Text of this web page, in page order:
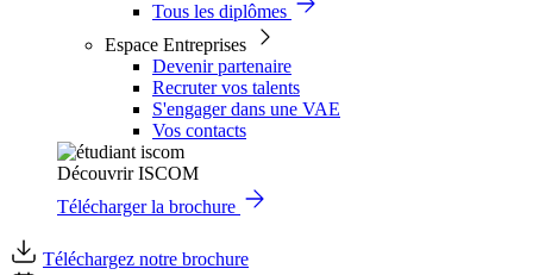
Tous les diplômes
Espace Entreprises
Devenir partenaire
Recruter vos talents
S'engager dans une VAE
Vos contacts
Découvrir ISCOM
Télécharger la brochure
Téléchargez notre brochure